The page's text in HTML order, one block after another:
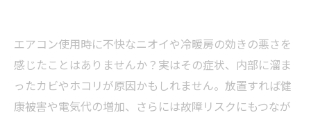
エアコン使用時に不快なニオイや冷暖房の効きの悪さを
感じたことはありませんか？実はその症状、内部に溜ま
ったカビやホコリが原因かもしれません。放置すれば健
康被害や電気代の増加、さらには故障リスクにもつなが